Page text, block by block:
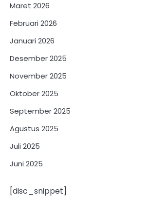
Maret 2026
Februari 2026
Januari 2026
Desember 2025
November 2025
Oktober 2025
September 2025
Agustus 2025
Juli 2025
Juni 2025
[disc_snippet]